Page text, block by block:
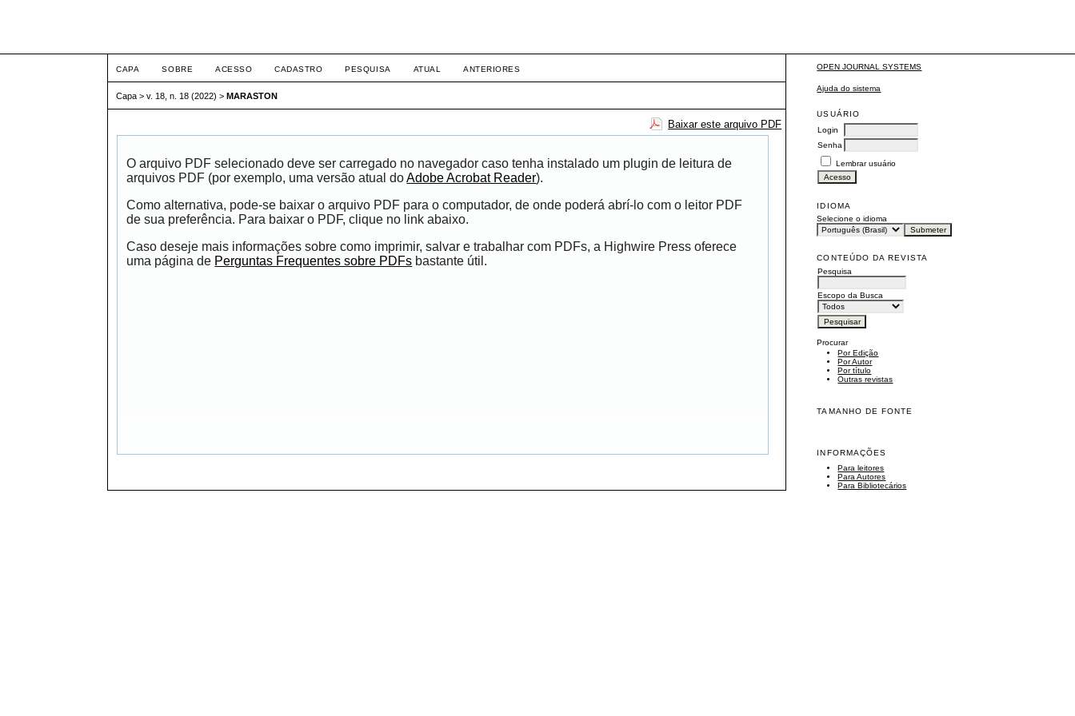
OPEN JOURNAL SYSTEMS
Ajuda do sistema
USUÁRIO
Login
Senha
Lembrar usuário
IDIOMA
Selecione o idioma
CONTEÚDO DA REVISTA
Pesquisa
Escopo da Busca
Procurar
Por Edição
Por Autor
Por título
Outras revistas
TAMANHO DE FONTE
INFORMAÇÕES
Para leitores
Para Autores
Para Bibliotecários
CAPA SOBRE ACESSO CADASTRO PESQUISA ATUAL ANTERIORES
Capa >v. 18, n. 18 (2022) >MARASTON
Baixar este arquivo PDF
O arquivo PDF selecionado deve ser carregado no navegador caso tenha instalado um plugin de leitura de
arquivos PDF (por exemplo, uma versão atual doAdobe Acrobat Reader).
Como alternativa, pode-se baixar o arquivo PDF para o computador, de onde poderá abrí-lo com o leitor PDF
de sua preferência. Para baixar o PDF, clique no link abaixo.
Caso deseje mais informações sobre como imprimir, salvar e trabalhar com PDFs, a Highwire Press oferece
uma página de Perguntas Frequentes sobre PDFs bastante útil.